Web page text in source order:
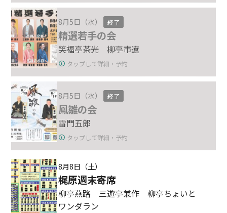
8月5日（水） 終了
精選若手の会
笑福亭茶光 柳亭市遼
タップして詳細・予約
8月5日（水） 終了
鳳雛の会
雷門五郎
タップして詳細・予約
8月8日（土）
梶原週末寄席
柳亭燕路 三遊亭兼作 柳亭ちょいと
ワンダラン